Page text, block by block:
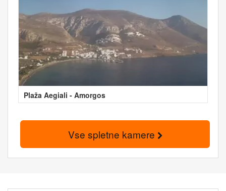
Plaža Aegiali - Amorgos
Vse spletne kamere